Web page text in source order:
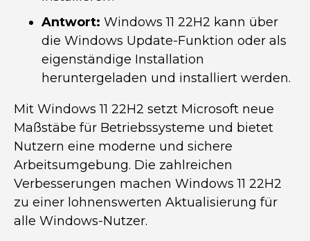
Antwort: Windows 11 22H2 kann über
die Windows Update-Funktion oder als
eigenständige Installation
heruntergeladen und installiert werden.
Mit Windows 11 22H2 setzt Microsoft neue
Maßstäbe für Betriebssysteme und bietet
Nutzern eine moderne und sichere
Arbeitsumgebung. Die zahlreichen
Verbesserungen machen Windows 11 22H2
zu einer lohnenswerten Aktualisierung für
alle Windows-Nutzer.